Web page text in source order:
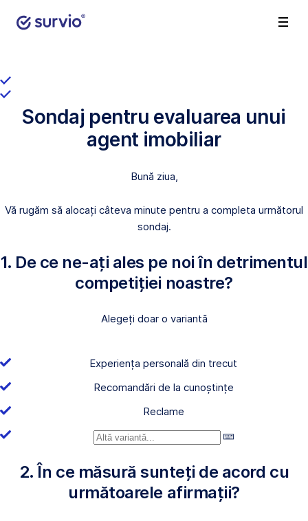
Sondaj pentru evaluarea unui
agent imobiliar
Bună ziua,
Vă rugăm să alocați câteva minute pentru a completa următorul
sondaj.
1. De ce ne-ați ales pe noi în detrimentul
competiției noastre?
Alegeți doar o variantă
Experiența personală din trecut
Recomandări de la cunoștințe
Reclame
2. În ce măsură sunteți de acord cu
următoarele afirmații?